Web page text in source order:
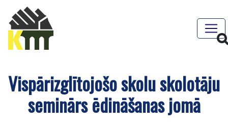
Vispārizglītojošo skolu skolotāju
seminārs ēdināšanas jomā